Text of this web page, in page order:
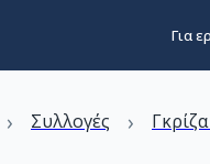
Για
› Συλλογές ›